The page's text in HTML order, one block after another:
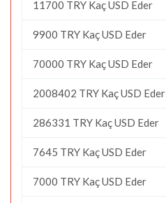
11700 TRY Kaç USD Eder
9900 TRY Kaç USD Eder
70000 TRY Kaç USD Eder
2008402 TRY Kaç USD Eder
286331 TRY Kaç USD Eder
7645 TRY Kaç USD Eder
7000 TRY Kaç USD Eder